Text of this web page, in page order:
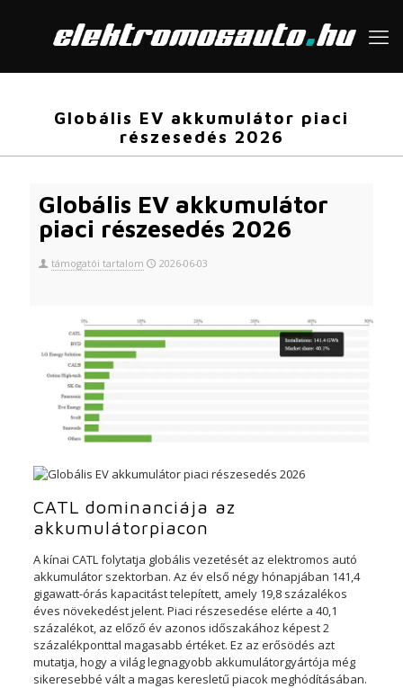
Globális EV akkumulátor piaci
részesedés 2026
Globális EV akkumulátor
piaci részesedés 2026
támogatói tartalom 2026-06-03
CATL dominanciája az
akkumulátorpiacon
A kínai CATL folytatja globális vezetését az elektromos autó
akkumulátor szektorban. Az év első négy hónapjában 141,4
gigawatt-órás kapacitást telepített, amely 19,8 százalékos
éves növekedést jelent. Piaci részesedése elérte a 40,1
százalékot, az előző év azonos időszakához képest 2
százalékponttal magasabb értéket. Ez az erősödés azt
mutatja, hogy a világ legnagyobb akkumulátorgyártója még
sikeresebbé vált a magas keresletű piacok meghódításában.